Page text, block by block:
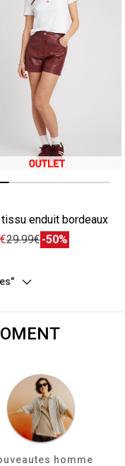
précédente
suivante
enduit bordeaux
29.99€-50%
homme